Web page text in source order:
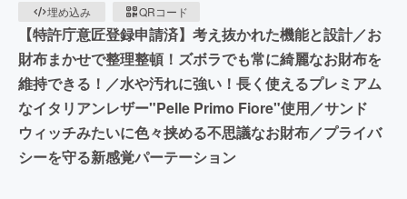
埋め込み
QRコード
【特許庁意匠登録申請済】考え抜かれた機能と設計／お
財布まかせで整理整頓！ズボラでも常に綺麗なお財布を
維持できる！／水や汚れに強い！長く使えるプレミアム
なイタリアンレザー"Pelle Primo Fiore"使用／サンド
ウィッチみたいに色々挟める不思議なお財布／プライバ
シーを守る新感覚パーテーション